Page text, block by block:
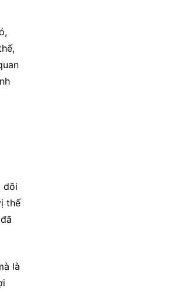
dõi
thế
là